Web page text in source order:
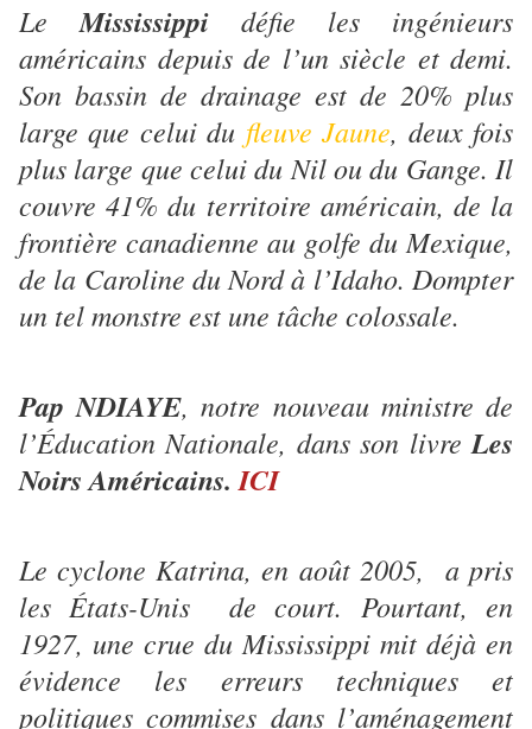
Le Mississippi défie les ingénieurs
américains depuis de l’un siècle et demi.
Son bassin de drainage est de 20% plus
large que celui du fleuve Jaune, deux fois
plus large que celui du Nil ou du Gange. Il
couvre 41% du territoire américain, de la
frontière canadienne au golfe du Mexique,
de la Caroline du Nord à l’Idaho. Dompter
un tel monstre est une tâche colossale.
Pap NDIAYE, notre nouveau ministre de
l’Éducation Nationale, dans son livre Les
Noirs Américains.ICI
Le cyclone Katrina, en août 2005, a pris
les États-Unis de court. Pourtant, en
1927, une crue du Mississippi mit déjà en
évidence les erreurs techniques et
politiques commises dans l’aménagement